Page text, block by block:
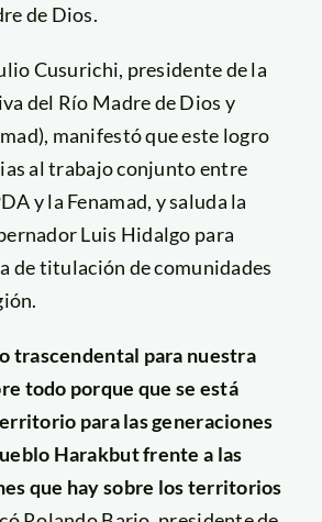
de Dios.
Cusurichi, presidente de la
del Río Madre de Dios y
manifestó que este logro
al trabajo conjunto entre
y la Fenamad, y saluda la
Luis Hidalgo para
de titulación de comunidades
trascendental para nuestra
todo porque que se está
para las generaciones
Harakbut frente a las
que hay sobre los territorios